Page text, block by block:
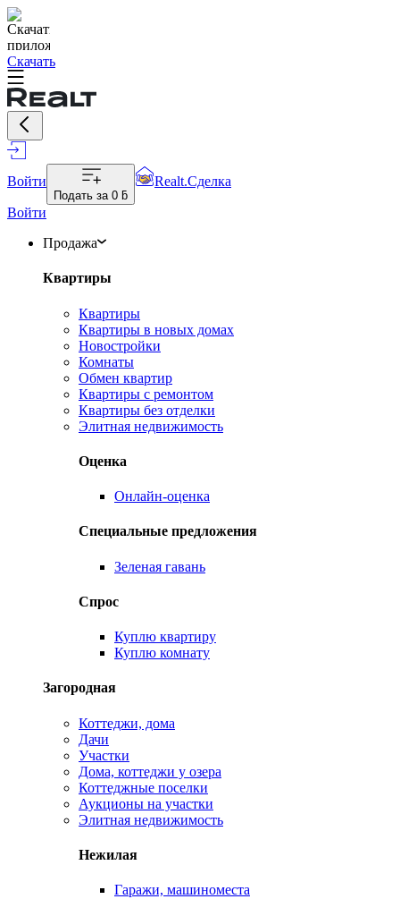
Скачать
Войти
Подать за 0 ƃ
Realt.Сделка
Войти
Продажа
Квартиры
Квартиры
Квартиры в новых домах
Новостройки
Комнаты
Обмен квартир
Квартиры с ремонтом
Квартиры без отделки
Элитная недвижимость
Оценка
Онлайн-оценка
Специальные предложения
Зеленая гавань
Спрос
Куплю квартиру
Куплю комнату
Загородная
Коттеджи, дома
Дачи
Участки
Дома, коттеджи у озера
Коттеджные поселки
Аукционы на участки
Элитная недвижимость
Нежилая
Гаражи, машиноместа